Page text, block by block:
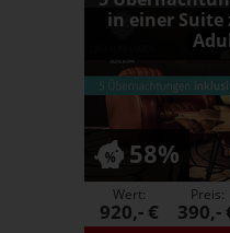
in einer Suite
58%
Wert:
920,- €
Preis:
390,-